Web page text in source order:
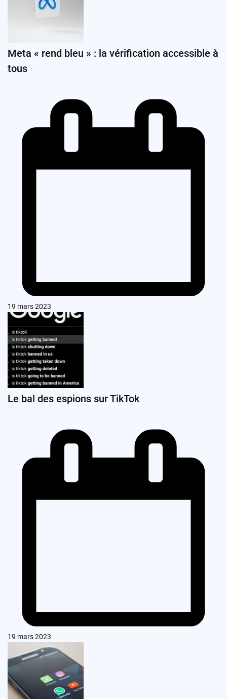
Meta « rend bleu » : la vérification accessible à
tous
19 mars 2023
Le bal des espions sur TikTok
19 mars 2023